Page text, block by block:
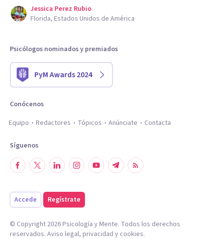
Jessica Perez Rubio
Florida, Estados Unidos de América
Psicólogos nominados y premiados
PyM Awards 2024
Conócenos
Equipo
Redactores Tópicos Anúnciate Contacta
Síguenos
Accede Regístrate
© Copyright 2026Psicología y Mente. Todos los derechos
reservados. Aviso legal, privacidad y cookies.